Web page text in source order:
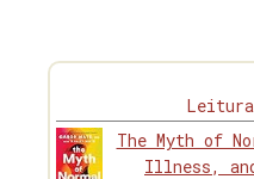
The Myth of
Illness,